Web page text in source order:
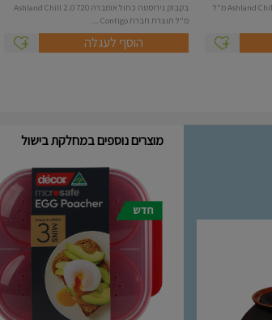
בקבוק נירוסטה ורוד בהיר Ashland Chill 2.0 720 מ"ל
בקבוק נירוסטה כחול אומברה Ashland Chill 2.0 720
מ"ל תוצרת חברת Contigo ...
הוסף לעגלה
מוצרים נוספים במחלקת בישול